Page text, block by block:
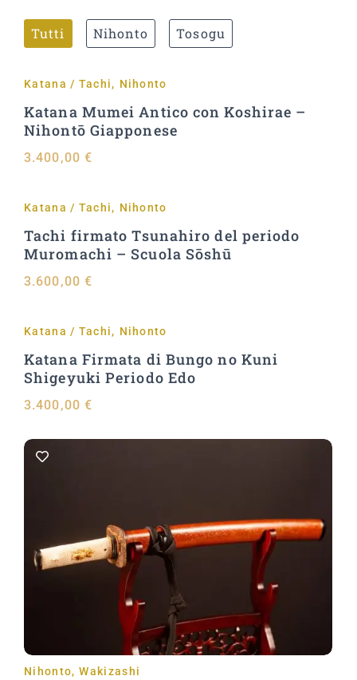
Tutti Nihonto Tosogu
Katana / Tachi, Nihonto
Katana Mumei Antico con Koshirae –
Nihontō Giapponese
3.400,00 €
Katana / Tachi, Nihonto
Tachi firmato Tsunahiro del periodo
Muromachi – Scuola Sōshū
3.600,00 €
Katana / Tachi, Nihonto
Katana Firmata di Bungo no Kuni
Shigeyuki Periodo Edo
3.400,00 €
Aggiungi al carrello
Nihonto, Wakizashi